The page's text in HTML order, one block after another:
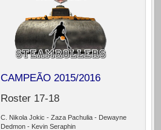
CAMPEÃO 2015/2016
Roster 17-18
C. Nikola Jokic - Zaza Pachulia - Dewayne
Dedmon - Kevin Seraphin